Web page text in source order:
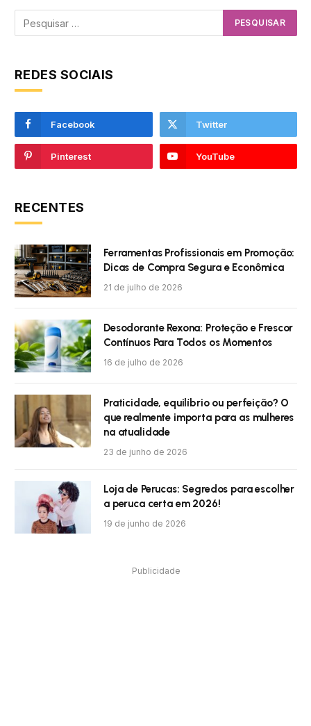
REDES SOCIAIS
Facebook Twitter
Pinterest YouTube
RECENTES
Ferramentas Profissionais em Promoção:
Dicas de Compra Segura e Econômica
21 de julho de 2026
Desodorante Rexona: Proteção e Frescor
Contínuos Para Todos os Momentos
16 de julho de 2026
Praticidade, equilíbrio ou perfeição? O
que realmente importa para as mulheres
na atualidade
23 de junho de 2026
Loja de Perucas: Segredos para escolher
a peruca certa em 2026!
19 de junho de 2026
Publicidade